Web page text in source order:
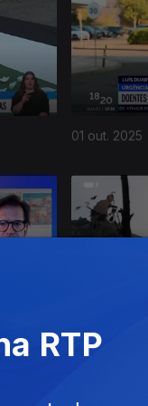
01 out. 2025
25 set. 2025
RTP